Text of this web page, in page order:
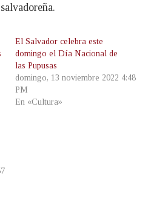
El Salvador celebra este
domingo el Día Nacional de
las Pupusas
domingo, 13 noviembre 2022 4:48
PM
En «Cultura»